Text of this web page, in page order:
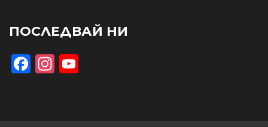
ПОСЛЕДВАЙ НИ
Facebook
Instagram